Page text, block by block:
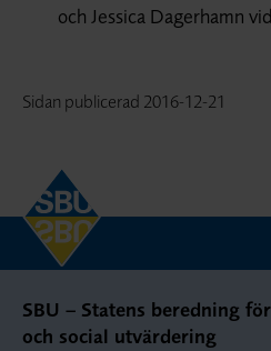
och Jessica Dagerhamn
Sidan publicerad 2016-12-21
SBU – Statens beredning
och social utvärdering